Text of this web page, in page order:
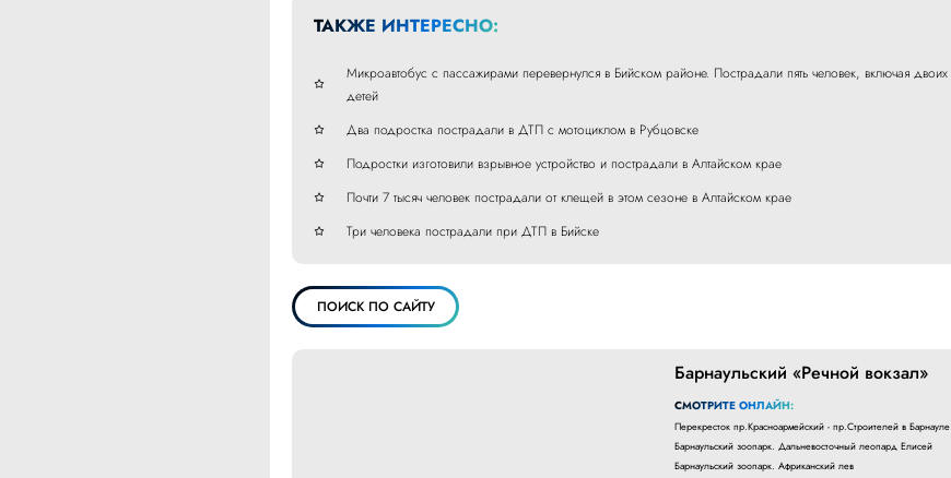
ТАКЖЕ ИНТЕРЕСНО:
Микроавтобус с пассажирами перевернулся в Бийском районе. Пострадали пять человек, включая двоих
детей
Два подростка пострадали в ДТП с мотоциклом в Рубцовске
Подростки изготовили взрывное устройство и пострадали в Алтайском крае
Почти 7 тысяч человек пострадали от клещей в этом сезоне в Алтайском крае
Три человека пострадали при ДТП в Бийске
ПОИСК ПО САЙТУ
Барнаульский «Речной вокзал»
СМОТРИТЕ ОНЛАЙН:
Перекресток пр.Красноармейский - пр.Строителей в Барнауле
Барнаульский зоопарк. Дальневосточный леопард Елисей
Барнаульский зоопарк. Африканский лев